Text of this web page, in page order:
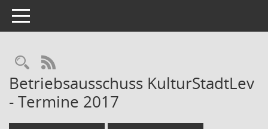
Toggle navigation
Rechercheauswahl
RSS-Feed
Betriebsausschuss KulturStadtLev
- Termine 2017